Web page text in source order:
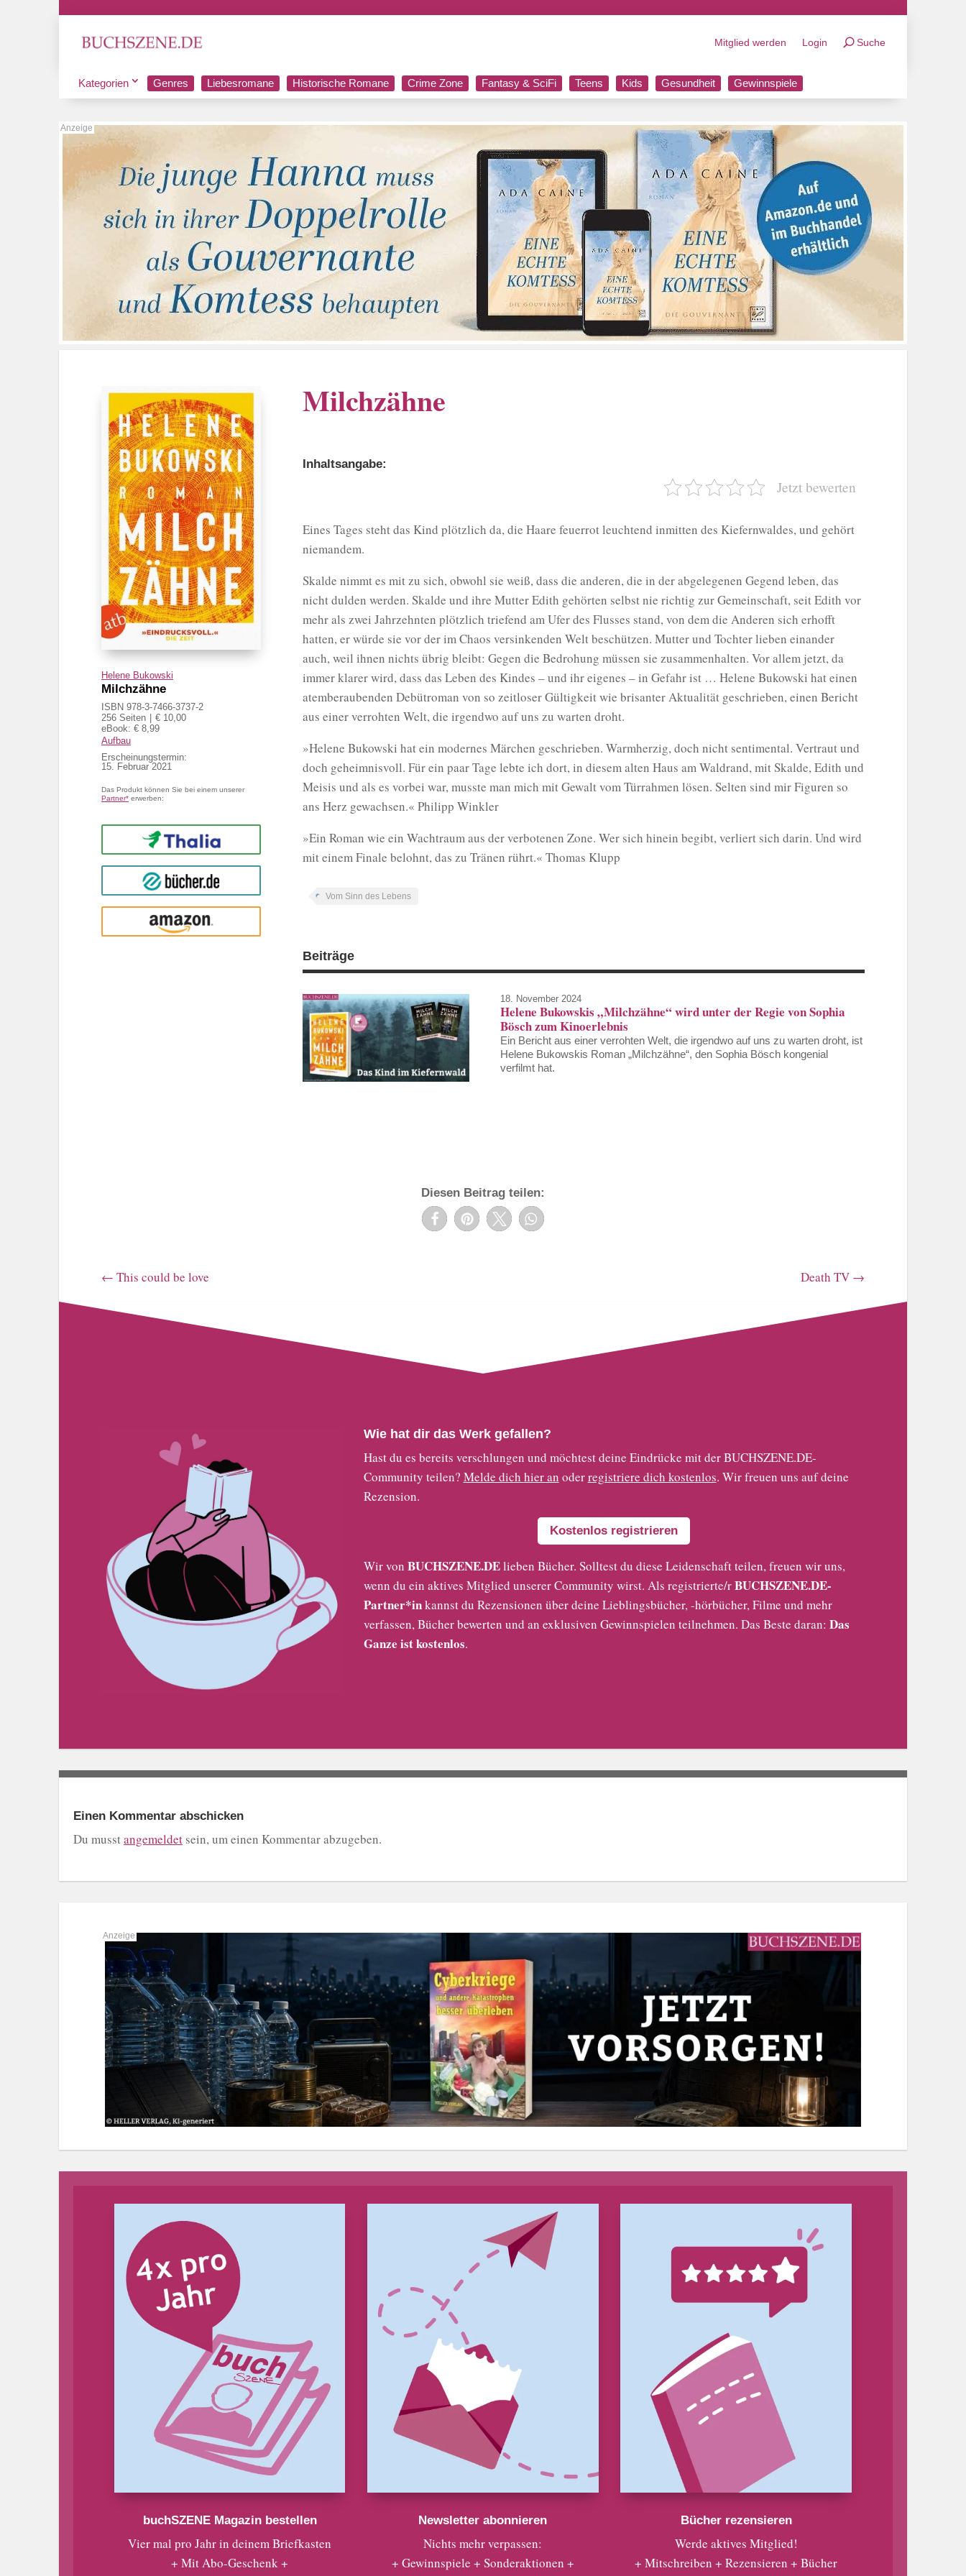
Mitglied werden Login Suche
Kategorien Genres Liebesromane Historische Romane Crime Zone Fantasy & SciFi Teens Kids Gesundheit Gewinnspiele
Helene Bukowski
Milchzähne
ISBN 978-3-7466-3737-2
256 Seiten
€ 10,00
eBook: € 8,99
Aufbau
Erscheinungstermin:
15. Februar 2021
Das Produkt können Sie bei einem unserer
Partner* erwerben:
Thalia
buecher.de
Amazon
Milchzähne
Inhaltsangabe:
Jetzt bewerten
Eines Tages steht das Kind plötzlich da, die Haare feuerrot leuchtend inmitten des Kiefernwaldes, und gehört
niemandem.
Skalde nimmt es mit zu sich, obwohl sie weiß, dass die anderen, die in der abgelegenen Gegend leben, das
nicht dulden werden. Skalde und ihre Mutter Edith gehörten selbst nie richtig zur Gemeinschaft, seit Edith vor
mehr als zwei Jahrzehnten plötzlich triefend am Ufer des Flusses stand, von dem die Anderen sich erhofft
hatten, er würde sie vor der im Chaos versinkenden Welt beschützen. Mutter und Tochter lieben einander
auch, weil ihnen nichts übrig bleibt: Gegen die Bedrohung müssen sie zusammenhalten. Vor allem jetzt, da
immer klarer wird, dass das Leben des Kindes – und ihr eigenes – in Gefahr ist … Helene Bukowski hat einen
atemberaubenden Debütroman von so zeitloser Gültigkeit wie brisanter Aktualität geschrieben, einen Bericht
aus einer verrohten Welt, die irgendwo auf uns zu warten droht.
»Helene Bukowski hat ein modernes Märchen geschrieben. Warmherzig, doch nicht sentimental. Vertraut und
doch geheimnisvoll. Für ein paar Tage lebte ich dort, in diesem alten Haus am Waldrand, mit Skalde, Edith und
Meisis und als es vorbei war, musste man mich mit Gewalt vom Türrahmen lösen. Selten sind mir Figuren so
ans Herz gewachsen.« Philipp Winkler
»Ein Roman wie ein Wachtraum aus der verbotenen Zone. Wer sich hinein begibt, verliert sich darin. Und wird
mit einem Finale belohnt, das zu Tränen rührt.« Thomas Klupp
Vom Sinn des Lebens
Beiträge
18. November 2024
Helene Bukowskis „Milchzähne“ wird unter der Regie von Sophia
Bösch zum Kinoerlebnis
Ein Bericht aus einer verrohten Welt, die irgendwo auf uns zu warten droht, ist
Helene Bukowskis Roman „Milchzähne“, den Sophia Bösch kongenial
verfilmt hat.
Diesen Beitrag teilen:
← This could be love Death TV →
Wie hat dir das Werk gefallen?
Hast du es bereits verschlungen und möchtest deine Eindrücke mit der BUCHSZENE.DE-
Community teilen? Melde dich hier an oderregistriere dich kostenlos. Wir freuen uns auf deine
Rezension.
Kostenlos registrieren
Wir von BUCHSZENE.DElieben Bücher. Solltest du diese Leidenschaft teilen, freuen wir uns,
wenn du ein aktives Mitglied unserer Community wirst. Als registrierte/rBUCHSZENE.DE-
Partner*inkannst du Rezensionen über deine Lieblingsbücher, -hörbücher, Filme und mehr
verfassen, Bücher bewerten und an exklusiven Gewinnspielen teilnehmen. Das Beste daran: Das
Ganze ist kostenlos.
Einen Kommentar abschicken
Du musstangemeldet sein, um einen Kommentar abzugeben.
buchSZENE Magazin bestellen
Vier mal pro Jahr in deinem Briefkasten
+ Mit Abo-Geschenk +
Newsletter abonnieren
Nichts mehr verpassen:
+ Gewinnspiele + Sonderaktionen +
Bücher rezensieren
Werde aktives Mitglied!
+ Mitschreiben + Rezensieren + Bücher